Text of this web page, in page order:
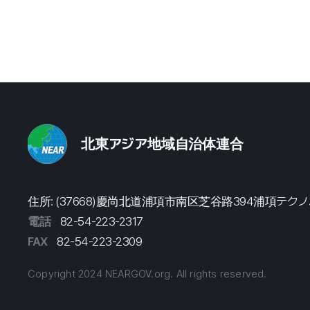
北東アジア地域自治体連合
住所: (37668)慶尚北道浦項市南区芝谷路394浦項テク
電話
82-54-223-2317
FAX
82-54-223-2309
Copyright 2024 NEARGOV.org. All rights reserved.